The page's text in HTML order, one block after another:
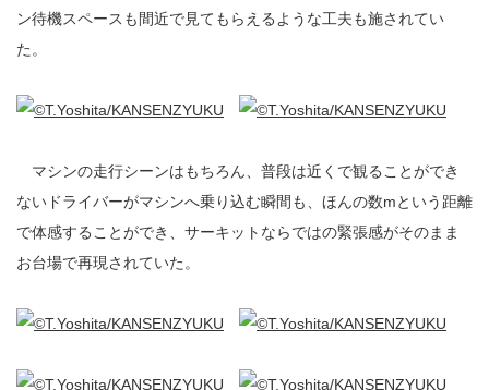
ン待機スペースも間近で見てもらえるような工夫も施されてい
た。
マシンの走行シーンはもちろん、普段は近くで観ることができ
ないドライバーがマシンへ乗り込む瞬間も、ほんの数mという距離
で体感することができ、サーキットならではの緊張感がそのまま
お台場で再現されていた。